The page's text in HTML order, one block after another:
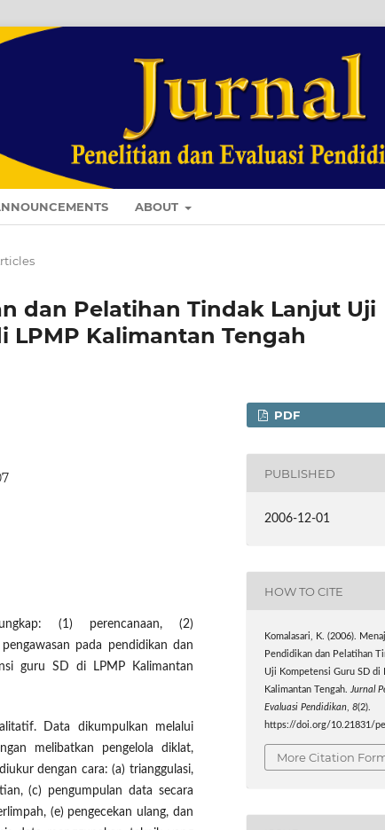
ABOUT
dan Pelatihan Tindak Lanjut Uji
LPMP Kalimantan Tengah
(1) perencanaan, (2)
pada pendidikan dan
guru SD di LPMP Kalimantan
Data dikumpulkan melalui
melibatkan pengelola diklat,
dengan cara: (a) trianggulasi,
(c) pengumpulan data secara
(e) pengecekan ulang, dan
PDF
PUBLISHED
2006-12-01
HOW TO CITE
Komalasari, K. (2006).
Pendidikan dan Pelatihan
Uji Kompetensi Guru SD di
Kalimantan Tengah.Jurnal
Evaluasi Pendidikan,8(2).
https://doi.org/10.21831/
More Citation